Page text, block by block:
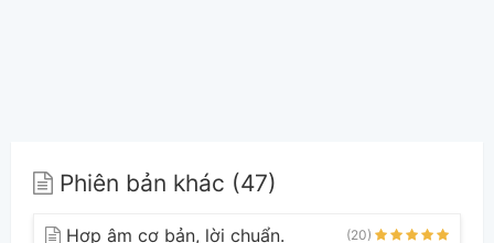
Phiên bản khác (47)
Hợp âm cơ bản, lời chuẩn. (20)